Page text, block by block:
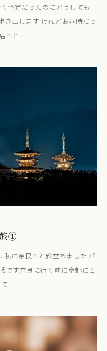
予定だったのにどうしても
き出します けれどお昼時だっ
へと…
①
私は奈良へと旅立ちました パ
です奈良に行く前に京都に１
て…